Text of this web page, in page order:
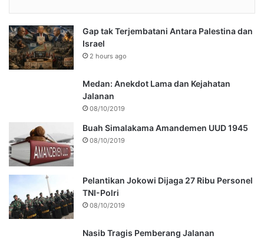
Gap tak Terjembatani Antara Palestina dan
Israel
2 hours ago
Medan: Anekdot Lama dan Kejahatan
Jalanan
08/10/2019
Buah Simalakama Amandemen UUD 1945
08/10/2019
Pelantikan Jokowi Dijaga 27 Ribu Personel
TNI-Polri
08/10/2019
Nasib Tragis Pemberang Jalanan